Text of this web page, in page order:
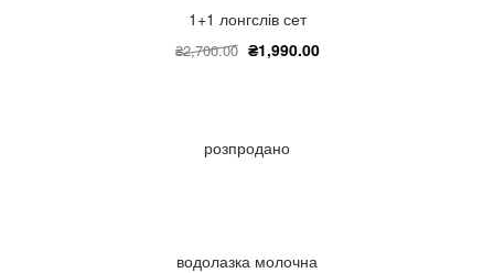
1+1 лонгслів сет
₴2,700.00 ₴1,990.00
розпродано
водолазка молочна